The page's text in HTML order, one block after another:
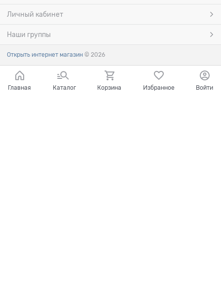
Личный кабинет
Наши группы
Открыть интернет магазин © 2026
Главная Каталог Корзина Избранное Войти